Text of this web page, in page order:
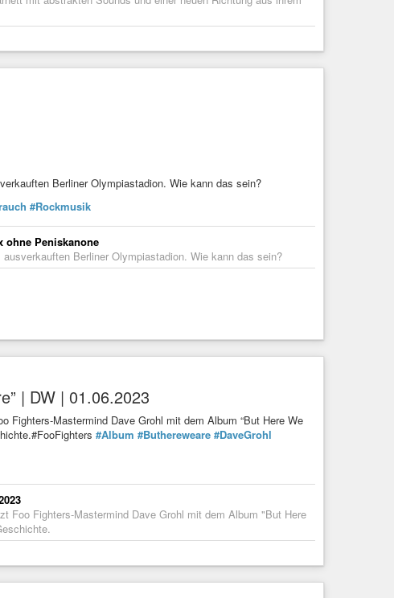
Berliner Olympiastadion. Wie kann das sein?
#Rockmusik
ohne Peniskanone
Berliner Olympiastadion. Wie kann das sein?
| DW | 01.06.2023
Fighters-Mastermind Dave Grohl mit dem Album “But Here We
#Album #Buthereweare #DaveGrohl
Foo Fighters-Mastermind Dave Grohl mit dem Album "But Here